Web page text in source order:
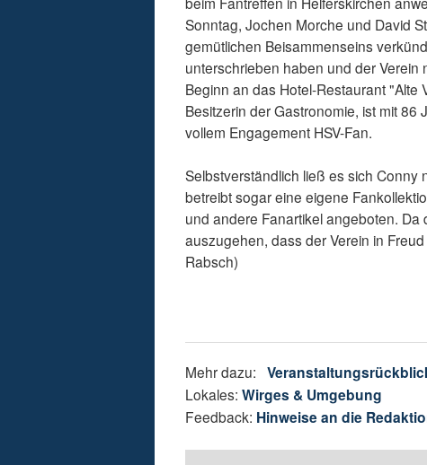
Sonntag, Jochen Morche und David
gemütlichen Beisammenseins
unterschrieben haben und der Verein
Beginn an das Hotel-Restaurant "Alte
Besitzerin der Gastronomie, ist mit
vollem Engagement HSV-Fan.
Selbstverständlich ließ es sich Conny
betreibt sogar eine eigene
und andere Fanartikel angeboten.
auszugehen, dass der Verein in
Rabsch)
Mehr dazu:
Lokales:Wirges & Umgebung
Feedback: Hinweise an die